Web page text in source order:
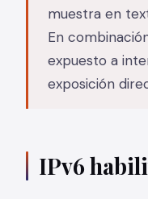
muestra en
En
expuesto a
exposición
IPv6